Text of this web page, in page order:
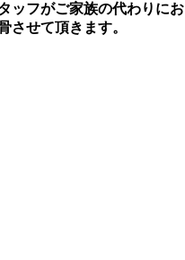
ッフがご家族の代わりにお
させて頂きます。